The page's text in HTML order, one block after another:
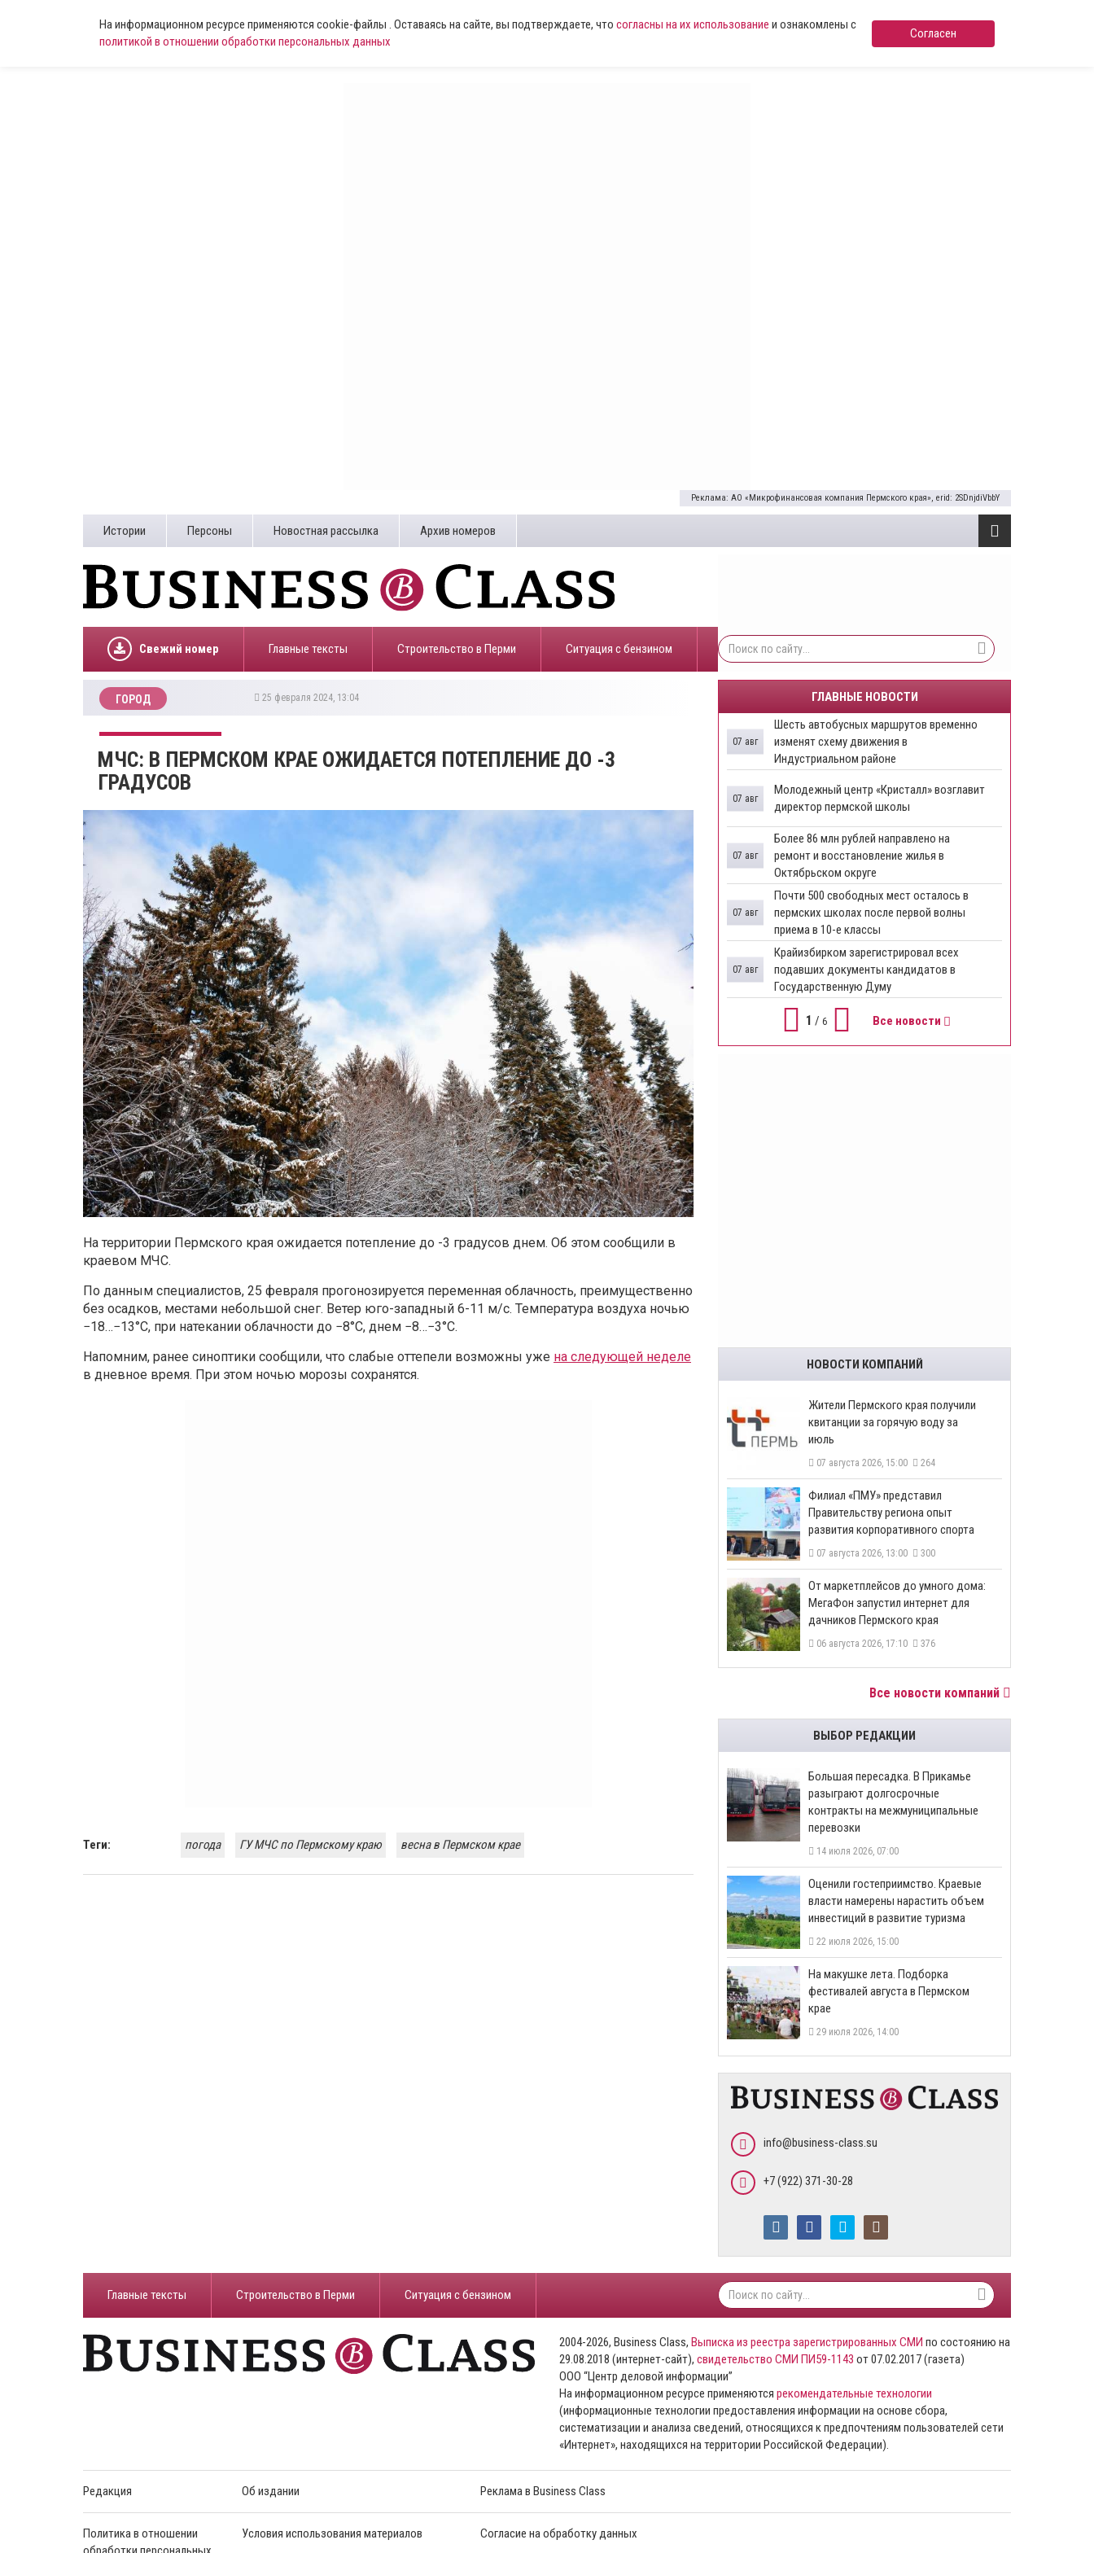
На информационном ресурсе применяются cookie-файлы . Оставаясь на сайте, вы подтверждаете, что согласны на их использование и ознакомлены с
политикой в отношении обработки персональных данных
Согласен
Реклама: АО «Микрофинансовая компания Пермского края», erid: 2SDnjdiVbbY
Истории Персоны Новостная рассылка Архив номеров
Свежий номер Главные тексты Строительство в Перми ​Ситуация с бензином
ГОРОД 25 февраля 2024, 13:04
МЧС: В ПЕРМСКОМ КРАЕ ОЖИДАЕТСЯ ПОТЕПЛЕНИЕ ДО -3
ГРАДУСОВ
На территории Пермского края ожидается потепление до -3 градусов днем. Об этом сообщили в
краевом МЧС.
По данным специалистов, 25 февраля прогонозируется переменная облачность, преимущественно
без осадков, местами небольшой снег. Ветер юго-западный 6-11 м/с. Температура воздуха ночью
−18…−13°С, при натекании облачности до −8°С, днем −8…−3°С.
Напомним, ранее синоптики сообщили, что слабые оттепели возможны уже на следующей неделе
в дневное время. При этом ночью морозы сохранятся.
Теги: погода ГУ МЧС по Пермскому краю весна в Пермском крае
ГЛАВНЫЕ НОВОСТИ
Шесть автобусных маршрутов временно
изменят схему движения в
Индустриальном районе
07 авг
Молодежный центр «Кристалл» возглавит
директор пермской школы
07 авг
Более 86 млн рублей направлено на
ремонт и восстановление жилья в
Октябрьском округе
07 авг
Почти 500 свободных мест осталось в
пермских школах после первой волны
приема в 10-е классы
07 авг
Крайизбирком зарегистрировал всех
подавших документы кандидатов в
Государственную Думу
07 авг
1 / 6 Все новости
НОВОСТИ КОМПАНИЙ
​Жители Пермского края получили
квитанции за горячую воду за
июль
07 августа 2026, 15:00 264
​Филиал «ПМУ» представил
Правительству региона опыт
развития корпоративного спорта
07 августа 2026, 13:00 300
От маркетплейсов до умного дома:
МегаФон запустил интернет для
дачников Пермского края
06 августа 2026, 17:10 376
Все новости компаний
ВЫБОР РЕДАКЦИИ
Большая пересадка. В Прикамье
разыграют долгосрочные
контракты на межмуниципальные
перевозки
14 июля 2026, 07:00
Оценили гостеприимство. Краевые
власти намерены нарастить объем
инвестиций в развитие туризма
22 июля 2026, 15:00
На макушке лета. Подборка
фестивалей августа в Пермском
крае
29 июля 2026, 14:00
info@business-class.su
+7 (922) 371-30-28
Главные тексты Строительство в Перми ​Ситуация с бензином
2004-2026, Business Class, Выписка из реестра зарегистрированных СМИ по состоянию на
29.08.2018 (интернет-сайт), свидетельство СМИ ПИ59-1143 от 07.02.2017 (газета)
ООО “Центр деловой информации”
На информационном ресурсе применяются рекомендательные технологии
(информационные технологии предоставления информации на основе сбора,
систематизации и анализа сведений, относящихся к предпочтениям пользователей сети
«Интернет», находящихся на территории Российской Федерации).
Редакция Об издании Реклама в Business Class
Политика в отношении
Условия использования материалов Согласие на обработку данных